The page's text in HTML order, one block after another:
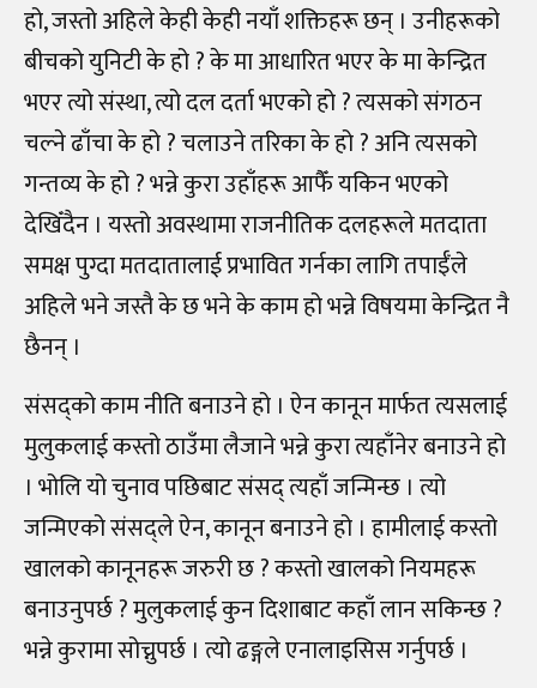
हो, जस्तो अहिले केही केही नयाँ शक्तिहरू छन् । उनीहरूको
बीचको युनिटी के हो ? के मा आधारित भएर के मा केन्द्रित
भएर त्यो संस्था, त्यो दल दर्ता भएको हो ? त्यसको संगठन
चल्ने ढाँचा के हो ? चलाउने तरिका के हो ? अनि त्यसको
गन्तव्य के हो ? भन्ने कुरा उहाँहरू आफैँ यकिन भएको
देखिँदैन । यस्तो अवस्थामा राजनीतिक दलहरूले मतदाता
समक्ष पुग्दा मतदातालाई प्रभावित गर्नका लागि तपाईँले
अहिले भने जस्तै के छ भने के काम हो भन्ने विषयमा केन्द्रित नै
छैनन् ।
संसद्को काम नीति बनाउने हो । ऐन कानून मार्फत त्यसलाई
मुलुकलाई कस्तो ठाउँमा लैजाने भन्ने कुरा त्यहाँनेर बनाउने हो
। भोलि यो चुनाव पछिबाट संसद् त्यहाँ जन्मिन्छ । त्यो
जन्मिएको संसद्ले ऐन, कानून बनाउने हो । हामीलाई कस्तो
खालको कानूनहरू जरुरी छ ? कस्तो खालको नियमहरू
बनाउनुपर्छ ? मुलुकलाई कुन दिशाबाट कहाँ लान सकिन्छ ?
भन्ने कुरामा सोच्नुपर्छ । त्यो ढङ्गले एनालाइसिस गर्नुपर्छ ।